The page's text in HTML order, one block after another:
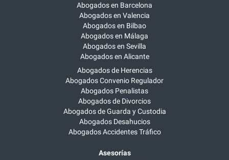
Abogados en Barcelona
Abogados en Valencia
Abogados en Bilbao
Abogados en Málaga
Abogados en Sevilla
Abogados en Alicante
Abogados de Herencias
Abogados Convenio Regulador
Abogados Penalistas
Abogados de Divorcios
Abogados de Guarda y Custodia
Abogados Desahucios
Abogados Accidentes Tráfico
Asesorías